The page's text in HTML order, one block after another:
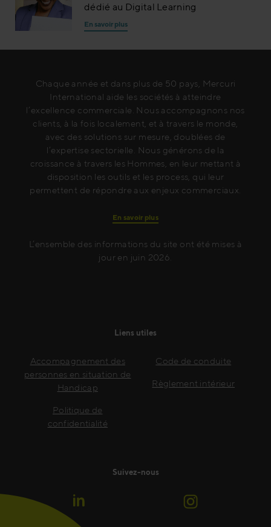
dédié au Digital Learning
En savoir plus
Chaque année et dans plus de 50 pays, Mercuri
International aide les sociétés à atteindre
l’excellence commerciale. Nous accompagnons nos
clients, à la fois localement, et à travers le monde,
avec des solutions sur mesure, doublées de
l’expertise sectorielle. Nous générons de la
croissance à travers les Hommes, en leur mettant à
disposition les outils et les process, qui leur
permettent de répondre aux enjeux commerciaux.
En savoir plus
L’ensemble des informations du site ont été mises à
jour en juin 2026.
Liens utiles
Accompagnement des
personnes en situation de
Handicap
Politique de
confidentialité
Code de conduite
Règlement intérieur
Suivez-nous